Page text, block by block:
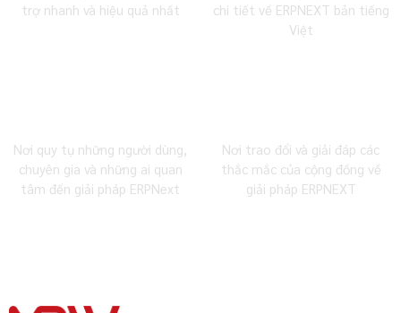
trợ nhanh và hiệu quả nhất
chi tiết về ERPNEXT bản tiếng
Việt
Nơi quy tụ những người dùng,
chuyên gia và những ai quan
tâm đến giải pháp ERPNext
Nơi trao đổi và giải đáp các
thắc mắc của cộng đồng về
giải pháp ERPNEXT